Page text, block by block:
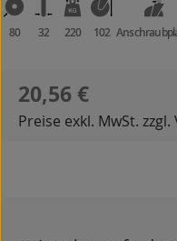
80 32 220 102
Regulärer Preis:
20,56 €
Preise exkl. MwSt.